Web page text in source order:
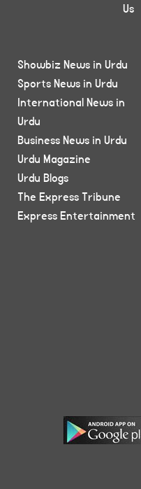
Us
Showbiz News in Urdu
Sports News in Urdu
International News in
Urdu
Business News in Urdu
Urdu Magazine
Urdu Blogs
The Express Tribune
Express Entertainment